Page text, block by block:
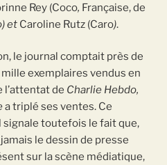
Rey (Coco, Française, de
et Caroline Rutz (Caro).
le journal comptait près de
exemplaires vendus en
l’attentat de Charlie Hebdo,
a triplé ses ventes. Ce
toutefois le fait que,
le dessin de presse
sur la scène médiatique,